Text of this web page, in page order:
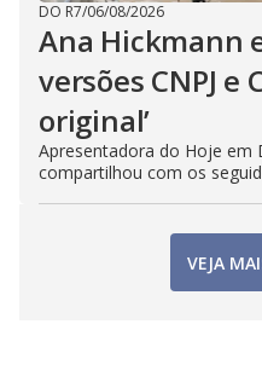
DO R7/06/08/2026
Ana Hickmann
versões CNPJ e
original’
Apresentadora do Hoje em
compartilhou com os
VEJA